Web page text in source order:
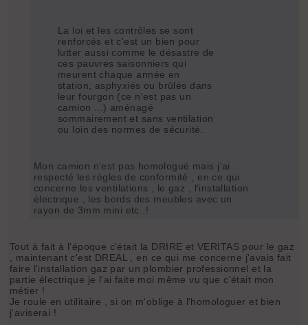
La loi et les contrôles se sont
renforcés et c'est un bien pour
lutter aussi comme le désastre de
ces pauvres saisonniers qui
meurent chaque année en
station, asphyxiés ou brûlés dans
leur fourgon (ce n'est pas un
camion ...) aménagé
sommairement et sans ventilation
ou loin des normes de sécurité.
Mon camion n'est pas homologué mais j'ai
respecté les règles de conformité , en ce qui
concerne les ventilations , le gaz , l'installation
électrique , les bords des meubles avec un
rayon de 3mm mini etc..!
Tout à fait à l'époque c'était la DRIRE et VERITAS pour le gaz
, maintenant c'est DREAL , en ce qui me concerne j'avais fait
faire l'installation gaz par un plombier professionnel et la
partie électrique je l'ai faite moi même vu que c'était mon
métier !
Je roule en utilitaire , si on m'oblige à l'homologuer et bien
j'aviserai !